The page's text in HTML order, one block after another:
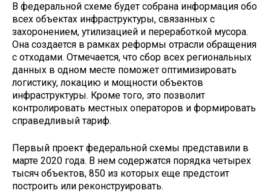
В федеральной схеме будет собрана информация обо
всех объектах инфраструктуры, связанных с
захоронением, утилизацией и переработкой мусора.
Она создается в рамках реформы отрасли обращения
с отходами. Отмечается, что сбор всех региональных
данных в одном месте поможет оптимизировать
логистику, локацию и мощности объектов
инфраструктуры. Кроме того, это позволит
контролировать местных операторов и формировать
справедливый тариф.
Первый проект федеральной схемы представили в
марте 2020 года. В нем содержатся порядка четырех
тысяч объектов, 850 из которых еще предстоит
построить или реконструировать.